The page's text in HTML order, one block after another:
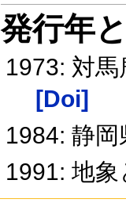
発行年
1973: 対
[Doi]
1984: 静
1991: 地象